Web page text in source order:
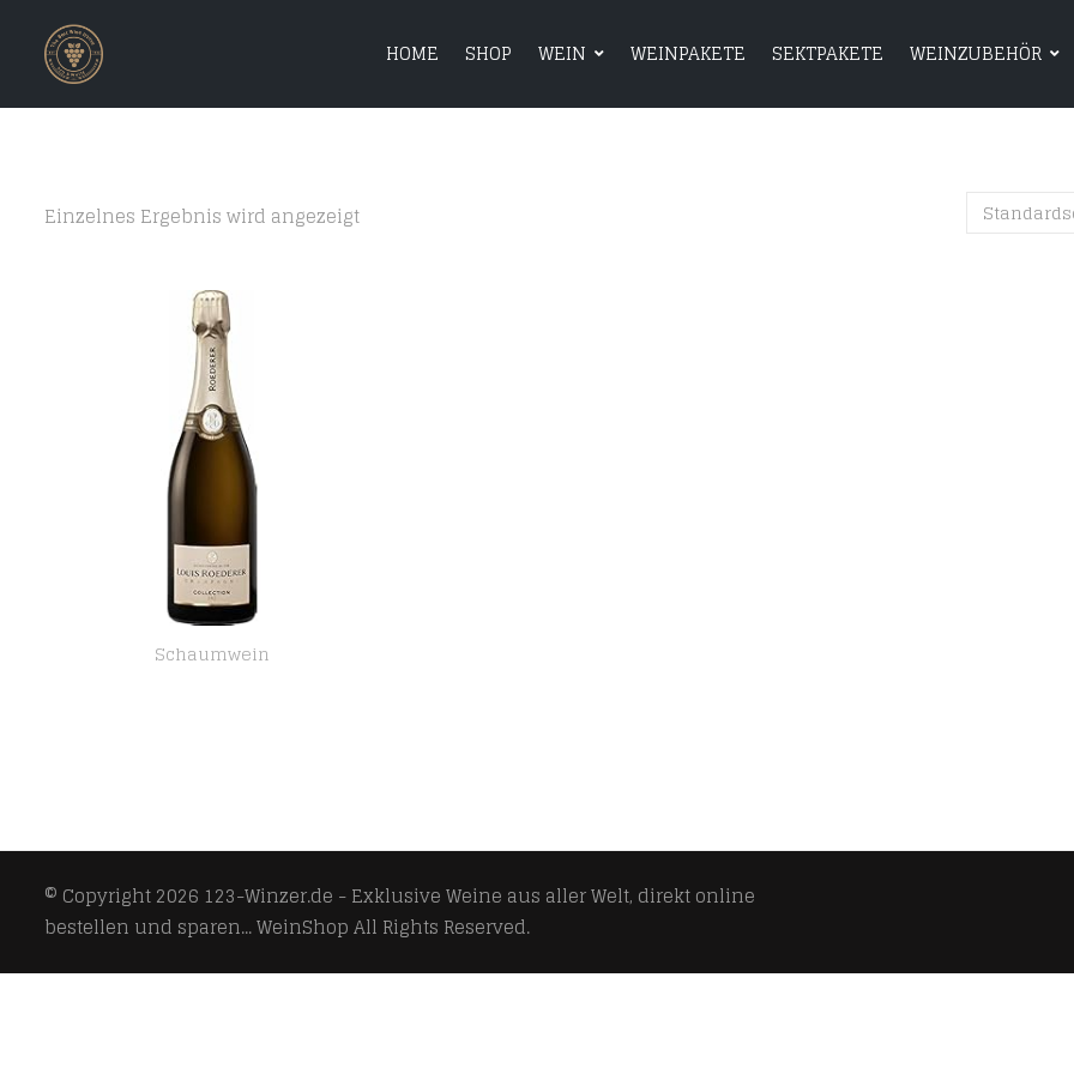
HOME SHOP WEIN WEINPAKETE SEKTPAKETE WEINZUBEHÖR
HOME SHOP WEIN WEINPAKETE
Einzelnes Ergebnis wird angezeigt
Schaumwein
© Copyright 2026 123-Winzer.de - Exklusive Weine aus aller Welt, direkt online
bestellen und sparen... WeinShopAll Rights Reserved.